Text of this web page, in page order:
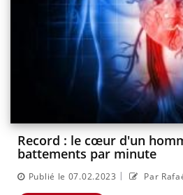
Record : le cœur d'un
battements par minute
Publié le 07.02.2023 | Par